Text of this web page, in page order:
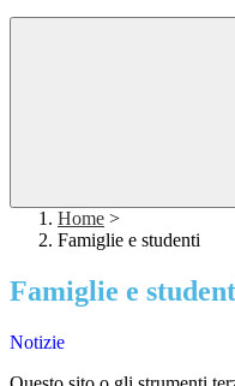
Home >
Famiglie e studenti
Famiglie e
Notizie